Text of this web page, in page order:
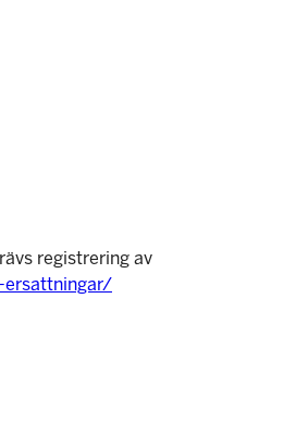
registrering av
ersattningar/